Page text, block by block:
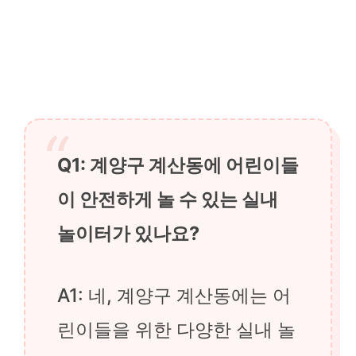
Q1: 계양구 계산동에 어린이들
이 안전하게 놀 수 있는 실내
놀이터가 있나요?
A1: 네, 계양구 계산동에는 어
린이들을 위한 다양한 실내 놀